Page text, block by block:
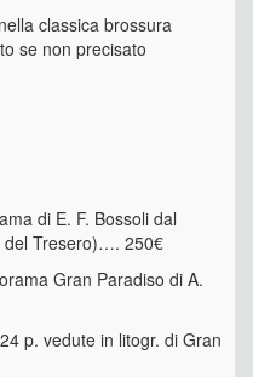
classica brossura
se non precisato
di E. F. Bossoli dal
del Tresero)…. 250€
Gran Paradiso di A.
p. vedute in litogr. di Gran